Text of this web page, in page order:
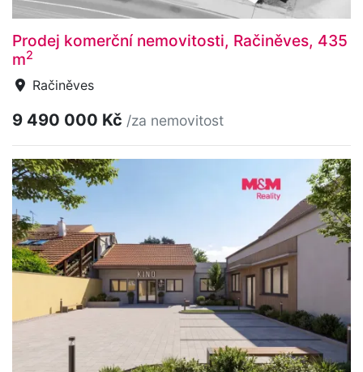
Prodej komerční nemovitosti, Račiněves, 435
m2
Račiněves
9 490 000 Kč /za nemovitost